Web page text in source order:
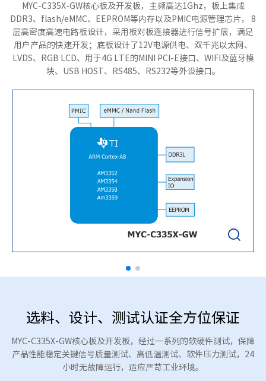
MYC-C335X-GW核心板及开发板，主频高达1Ghz，板上集成
DDR3、flash/eMMC、EEPROM等内存以及PMIC电源管理芯片， 8
层高密度高速电路板设计，采用板对板连接器进行信号扩展，满足
用户产品的快速开发；底板设计了12V电源供电、双千兆以太网、
LVDS、RGB LCD、用于4G LTE的MINI PCI-E接口、WIFI及蓝牙模
块、USB HOST、RS485、RS232等外设接口。

选料、设计、测试认证全方位保证
MYC-C335X-GW核心板及开发板，经过一系列的软硬件测试，保障
产品性能稳定关键信号质量测试、高低温测试、软件压力测试，24
小时无故障运行，适应严苛工业环境。